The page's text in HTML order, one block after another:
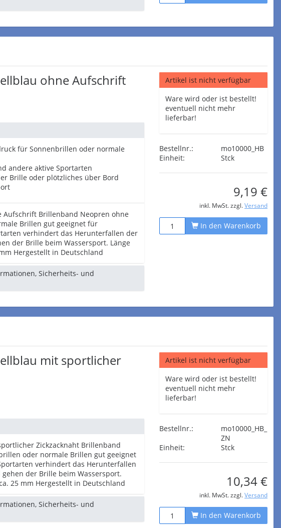
ohne Aufschrift
für Sonnenbrillen oder normale
andere aktive Sportarten
Brille oder plötzliches über Bord
Brillenband Neopren ohne
Brillen gut geeignet für
verhindert das Herunterfallen der
der Brille beim Wassersport. Länge
Hergestellt in Deutschland
Sicherheits- und
Artikel ist nicht verfügbar
Ware wird oder ist bestellt!
eventuell nicht mehr
lieferbar!
Bestellnr.:
mo10000_HB
Einheit:
Stck
9,19 €
inkl. MwSt. zzgl. Versand
In den Warenkorb
mit sportlicher
Zickzacknaht Brillenband
oder normale Brillen gut geeignet
verhindert das Herunterfallen
der Brille beim Wassersport.
25 mm Hergestellt in Deutschland
Sicherheits- und
Artikel ist nicht verfügbar
Ware wird oder ist bestellt!
eventuell nicht mehr
lieferbar!
Bestellnr.:
mo10000_HB_
ZN
Einheit:
Stck
10,34 €
inkl. MwSt. zzgl. Versand
In den Warenkorb